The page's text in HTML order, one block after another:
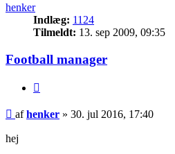
henker
Indlæg: 1124
Tilmeldt: 13. sep 2009, 09:35
Football manager
Indlæg
afhenker » 30. jul 2016, 17:40
hej